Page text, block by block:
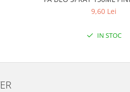
9,60 Lei
IN STOC